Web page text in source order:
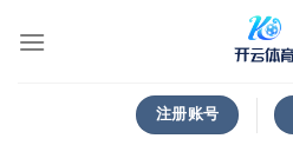
注册账号